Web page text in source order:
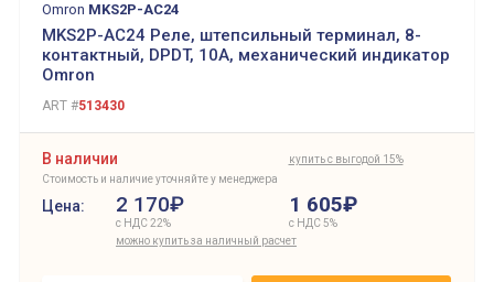
Omron MKS2P-AC24
MKS2P-AC24 Реле, штепсильный терминал, 8-
контактный, DPDT, 10A, механический индикатор
Omron
ART #513430
В наличии
Стоимость и наличие уточняйте у менеджера
Цена: 2 170₽
с НДС 22%
можно купить за наличный расчет
1 605₽
с НДС 5%
купить с выгодой 15%